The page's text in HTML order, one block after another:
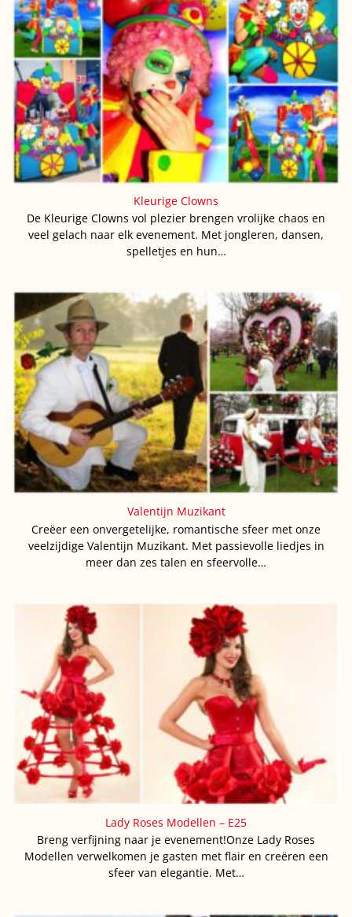
Kleurige Clowns
De Kleurige Clowns vol plezier brengen vrolijke chaos en
veel gelach naar elk evenement. Met jongleren, dansen,
spelletjes en hun…
Valentijn Muzikant
Creëer een onvergetelijke, romantische sfeer met onze
veelzijdige Valentijn Muzikant. Met passievolle liedjes in
meer dan zes talen en sfeervolle…
Lady Roses Modellen – E25
Breng verfijning naar je evenement!Onze Lady Roses
Modellen verwelkomen je gasten met flair en creëren een
sfeer van elegantie. Met…